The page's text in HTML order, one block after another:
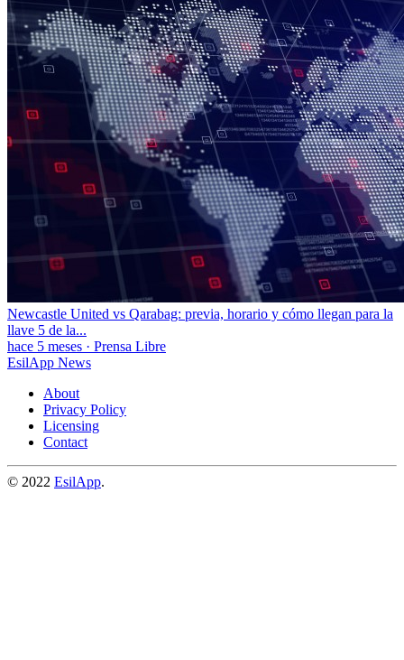
Newcastle United vs Qarabag: previa, horario y cómo llegan para la
llave 5 de la...
hace 5 meses · Prensa Libre
EsilApp News
About
Privacy Policy
Licensing
Contact
© 2022 EsilApp.